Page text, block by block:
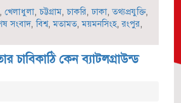
, খেলাধুলা,চট্টগ্রাম,চাকরি,ঢাকা,তথ্যপ্রযুক্তি,
সংবাদ,বিশ্ব,মতামত,ময়মনসিংহ,রংপুর,
চাবিকাঠি কেন ব্যাটলগ্রাউন্ড